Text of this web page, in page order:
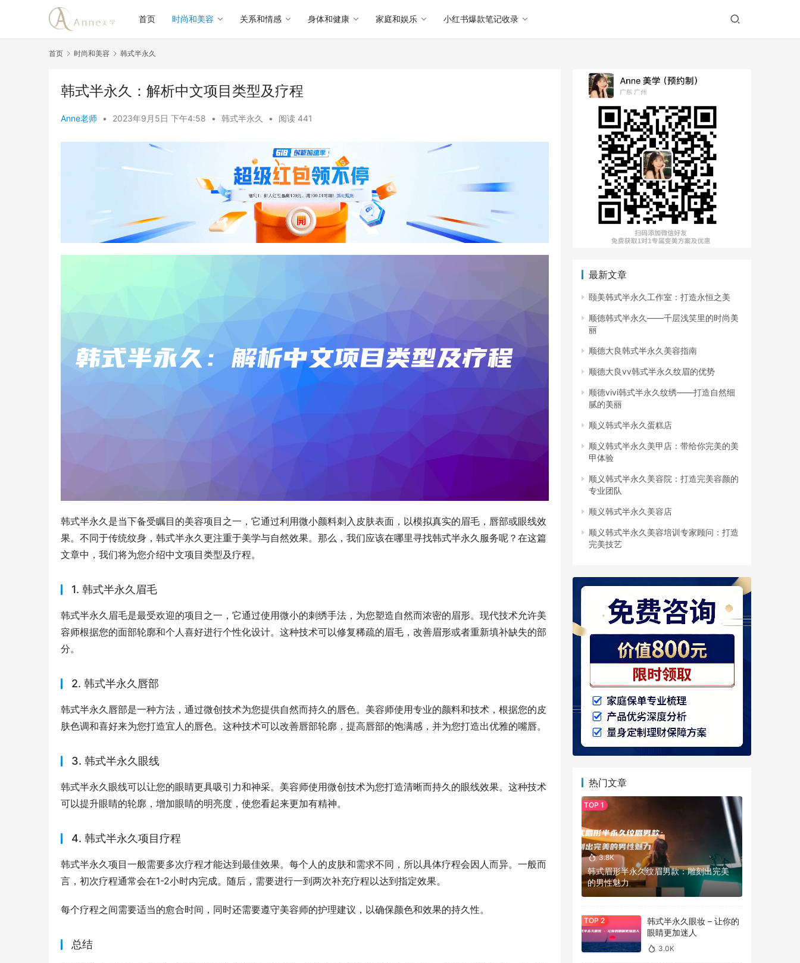
首页 时尚和美容 关系和情感 身体和健康 家庭和娱乐 小红书爆款笔记收录
首页 时尚和美容 韩式半永久
韩式半永久：解析中文项目类型及疗程
Anne老师 • 2023年9月5日 下午4:58 • 韩式半永久 • 阅读 441
韩式半永久是当下备受瞩目的美容项目之一，它通过利用微小颜料刺入皮肤表面，以模拟真实的眉毛，唇部或眼线效
果。不同于传统纹身，韩式半永久更注重于美学与自然效果。那么，我们应该在哪里寻找韩式半永久服务呢？在这篇
文章中，我们将为您介绍中文项目类型及疗程。
1. 韩式半永久眉毛
韩式半永久眉毛是最受欢迎的项目之一，它通过使用微小的刺绣手法，为您塑造自然而浓密的眉形。现代技术允许美
容师根据您的面部轮廓和个人喜好进行个性化设计。这种技术可以修复稀疏的眉毛，改善眉形或者重新填补缺失的部
分。
2. 韩式半永久唇部
韩式半永久唇部是一种方法，通过微创技术为您提供自然而持久的唇色。美容师使用专业的颜料和技术，根据您的皮
肤色调和喜好来为您打造宜人的唇色。这种技术可以改善唇部轮廓，提高唇部的饱满感，并为您打造出优雅的嘴唇。
3. 韩式半永久眼线
韩式半永久眼线可以让您的眼睛更具吸引力和神采。美容师使用微创技术为您打造清晰而持久的眼线效果。这种技术
可以提升眼睛的轮廓，增加眼睛的明亮度，使您看起来更加有精神。
4. 韩式半永久项目疗程
韩式半永久项目一般需要多次疗程才能达到最佳效果。每个人的皮肤和需求不同，所以具体疗程会因人而异。一般而
言，初次疗程通常会在1-2小时内完成。随后，需要进行一到两次补充疗程以达到指定效果。
每个疗程之间需要适当的愈合时间，同时还需要遵守美容师的护理建议，以确保颜色和效果的持久性。
总结
最新文章
颐美韩式半永久工作室：打造永恒之美
顺德韩式半永久——千层浅笑里的时尚美
丽
顺德大良韩式半永久美容指南
顺德大良vv韩式半永久纹眉的优势
顺德vivi韩式半永久纹绣——打造自然细
腻的美丽
顺义韩式半永久蛋糕店
顺义韩式半永久美甲店：带给你完美的美
甲体验
顺义韩式半永久美容院：打造完美容颜的
专业团队
顺义韩式半永久美容店
顺义韩式半永久美容培训专家顾问：打造
完美技艺
热门文章
3.8K
韩式眉形半永久纹眉男款：雕刻出完美
的男性魅力
韩式半永久眼妆 – 让你的
眼睛更加迷人
3.0K